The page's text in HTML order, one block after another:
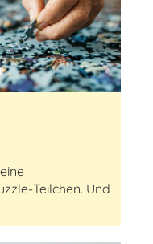
Teilchen. Und